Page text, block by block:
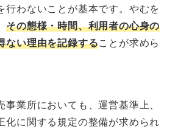
行わないことが基本です。やむを
その態様・時間、利用者の心身の
ない理由を記録することが求めら
業所においても、運営基準上、
化に関する規定の整備が求められ